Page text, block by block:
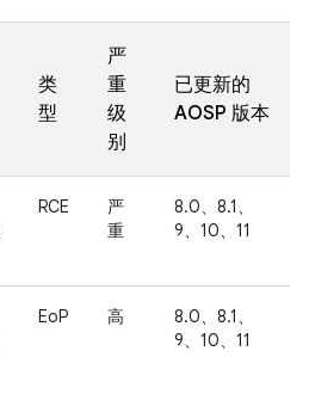
类
型
严
重
级
别
已更新的
AOSP 版本
RCE
严
重
8.0、8.1、
9、10、11
EoP 高
8.0、8.1、
9、10、11